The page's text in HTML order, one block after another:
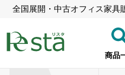
全国展開・中古オフィス家具
商品